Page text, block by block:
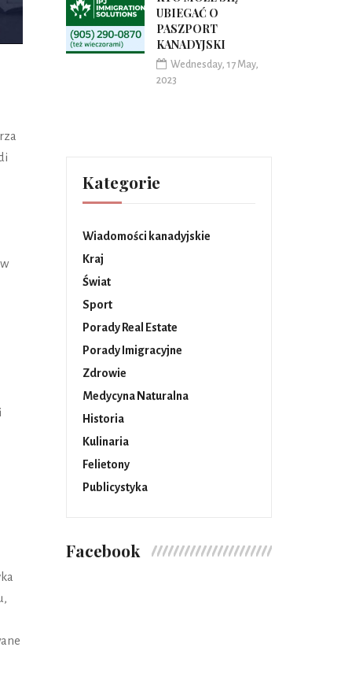
UBIEGAĆ O
PASZPORT
KANADYJSKI
Wednesday, 17 May,
2023
Kategorie
Wiadomości kanadyjskie
Kraj
Świat
Sport
Porady Real Estate
Porady Imigracyjne
Zdrowie
Medycyna Naturalna
Historia
Kulinaria
Felietony
Publicystyka
Facebook